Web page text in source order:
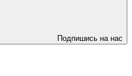
Подпишись на нас